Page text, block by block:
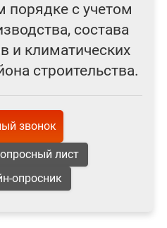
порядке с учетом
состава
и климатических
строительства.
звонок
лист
опросник